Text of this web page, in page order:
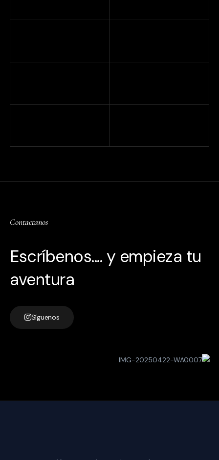
Contactanos
Escríbenos.... y empieza tu
aventura
Síguenos